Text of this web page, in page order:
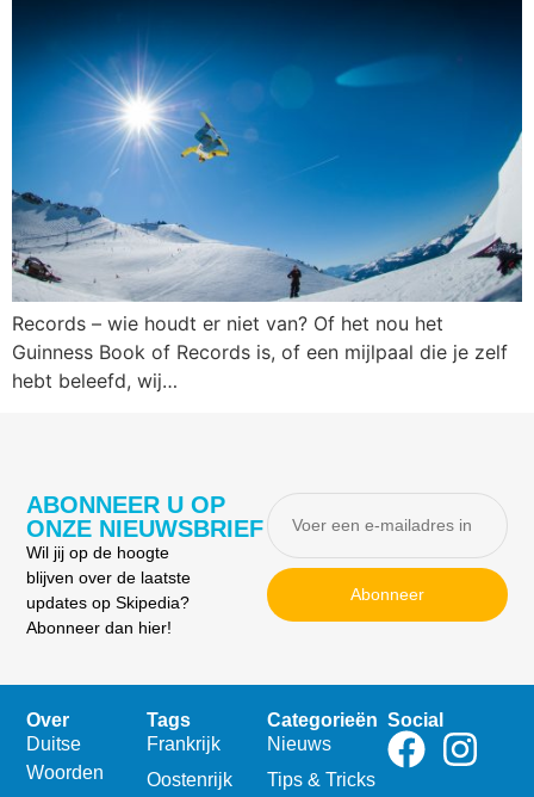
Records – wie houdt er niet van? Of het nou het
Guinness Book of Records is, of een mijlpaal die je zelf
hebt beleefd, wij…
ABONNEER U OP
ONZE NIEUWSBRIEF
Wil jij op de hoogte
blijven over de laatste
updates op Skipedia?
Abonneer dan hier!
Abonneer
Over
Duitse
Woorden
Tags
Frankrijk
Oostenrijk
Categorieën
Nieuws
Tips & Tricks
Social